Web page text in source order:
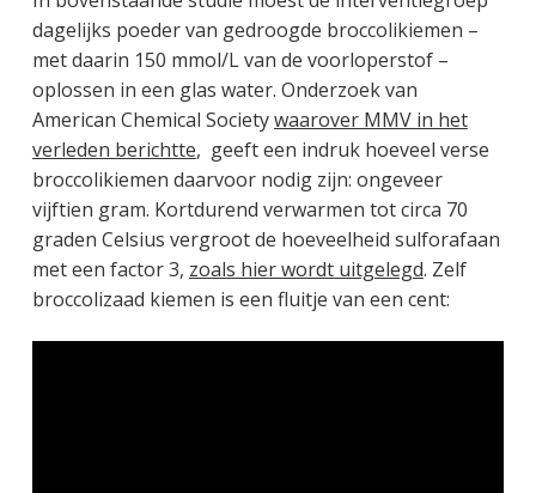
dagelijks poeder van gedroogde broccolikiemen –
met daarin 150 mmol/L van de voorloperstof –
oplossen in een glas water. Onderzoek van
American Chemical Societywaarover MMV in het
verleden berichtte, geeft een indruk hoeveel verse
broccolikiemen daarvoor nodig zijn: ongeveer
vijftien gram. Kortdurend verwarmen tot circa 70
graden Celsius vergroot de hoeveelheid sulforafaan
met een factor 3, zoals hier wordt uitgelegd. Zelf
broccolizaad kiemen is een fluitje van een cent: